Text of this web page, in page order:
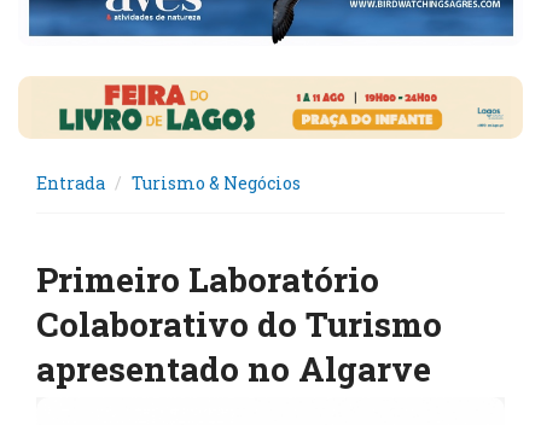
Entrada Turismo & Negócios
Primeiro Laboratório
Colaborativo do Turismo
apresentado no Algarve